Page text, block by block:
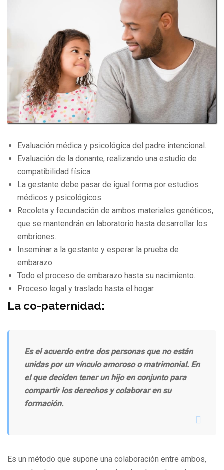
Evaluación médica y psicológica del padre intencional.
Evaluación de la donante, realizando una estudio de
compatibilidad física.
La gestante debe pasar de igual forma por estudios
médicos y psicológicos.
Recoleta y fecundación de ambos materiales genéticos,
que se mantendrán en laboratorio hasta desarrollar los
embriones.
Inseminar a la gestante y esperar la prueba de
embarazo.
Todo el proceso de embarazo hasta su nacimiento.
Proceso legal y traslado hasta el hogar.
La co-paternidad:
Es el acuerdo entre dos personas que no están
unidas por un vínculo amoroso o matrimonial. En
el que deciden tener un hijo en conjunto para
compartir los derechos y colaborar en su
formación.
Es un método que supone una colaboración entre ambos,